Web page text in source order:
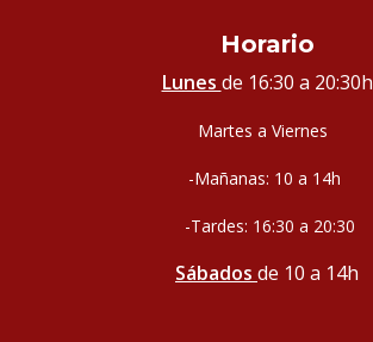
Horario
Lunes de 16:30 a 20:30h
Martes a Viernes
-Mañanas: 10 a 14h
-Tardes: 16:30 a 20:30
Sábados de 10 a 14h